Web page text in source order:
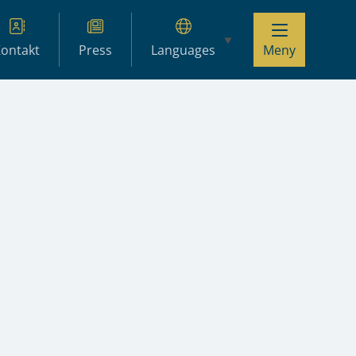
Press Languages Meny